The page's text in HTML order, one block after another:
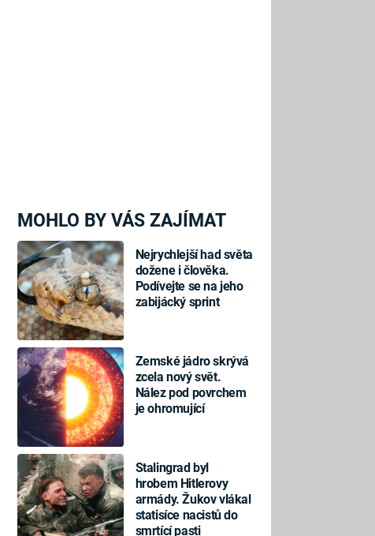
MOHLO BY VÁS ZAJÍMAT
Nejrychlejší had světa
dožene i člověka.
Podívejte se na jeho
zabijácký sprint
Zemské jádro skrývá
zcela nový svět.
Nález pod povrchem
je ohromující
Stalingrad byl
hrobem Hitlerovy
armády. Žukov vlákal
statisíce nacistů do
smrtící pasti